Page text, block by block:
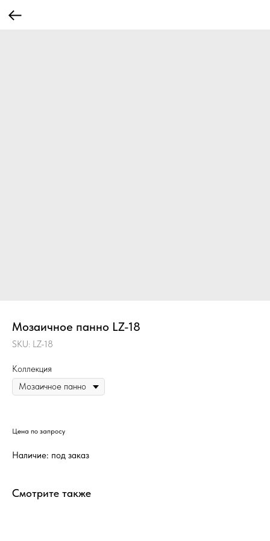
Мозаичное панно LZ-18
SKU: LZ-18
Коллекция
Цена по запросу
Наличие: под заказ
Смотрите также